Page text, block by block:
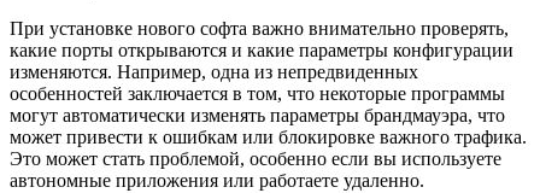
При установке нового софта важно внимательно проверять,
какие порты открываются и какие параметры конфигурации
изменяются. Например, одна из непредвиденных
особенностей заключается в том, что некоторые программы
могут автоматически изменять параметры брандмауэра, что
может привести к ошибкам или блокировке важного трафика.
Это может стать проблемой, особенно если вы используете
автономные приложения или работаете удаленно.